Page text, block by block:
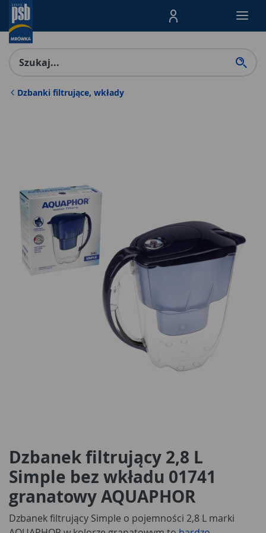
Menu Produktów,
Dzbanki filtrujące, wkłady
Dzbanek filtrujący 2,8 L
Simple bez wkładu 01741
granatowy AQUAPHOR
Dzbanek filtrujący Simple o pojemności 2,8 L marki